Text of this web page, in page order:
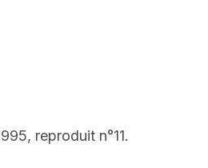
reproduit n°11.